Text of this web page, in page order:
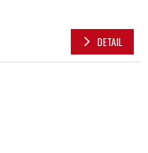
DETAIL